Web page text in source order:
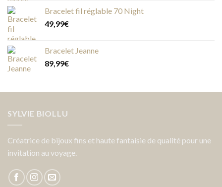
Bracelet fil réglable 70 Night
49,99€
Bracelet Jeanne
89,99€
SYLVIE BIOLLU
Créatrice de bijoux fins et haute fantaisie de qualité pour une
invitation au voyage.